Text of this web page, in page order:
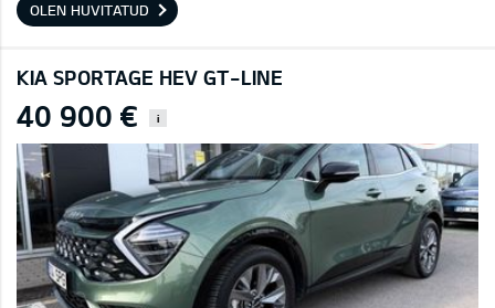
OLEN HUVITATUD
KIA SPORTAGE HEV GT-LINE
40 900 € i